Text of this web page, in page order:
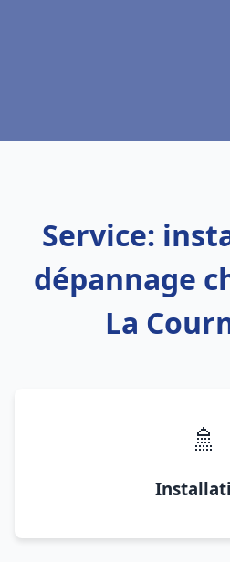
Service:
dépannage
La
🚿